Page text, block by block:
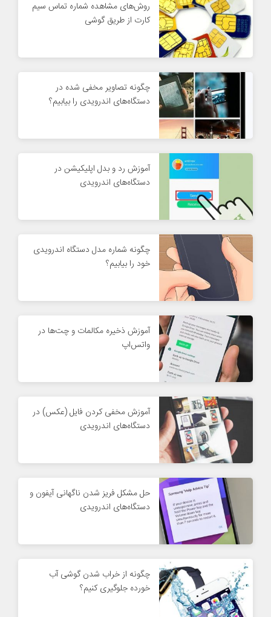
روش‌های مشاهده شماره تماس سیم
کارت از طریق گوشی
چگونه تصاویر مخفی شده در
دستگاه‌های اندرویدی را بیابیم؟
آموزش رد و بدل اپلیکیشن در
دستگاه‌های اندرویدی
چگونه شماره مدل دستگاه اندرویدی
خود را بیابیم؟
آموزش ذخیره مکالمات و چت‌ها در
واتس‌اپ
آموزش مخفی کردن فایل‌ (عکس) در
دستگاه‌های اندرویدی
حل مشکل فریز شدن ناگهانی آیفون و
دستگاه‌های اندرویدی
چگونه از خراب شدن گوشی آب
خورده جلوگیری کنیم؟